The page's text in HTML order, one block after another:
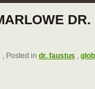
DR.
, Posted in dr. faustus ,